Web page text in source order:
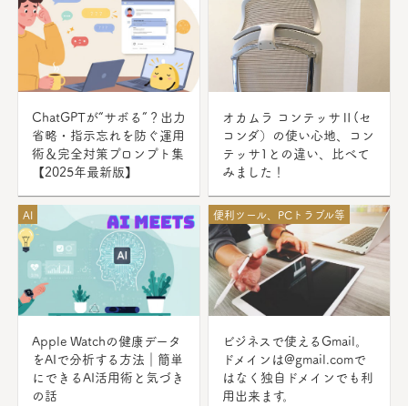
ChatGPTが“サボる”？出力
省略・指示忘れを防ぐ運用
術＆完全対策プロンプト集
【2025年最新版】
オカムラ コンテッサⅡ(セ
コンダ）の使い心地、コン
テッサ1との違い、比べて
みました！
AI
Apple Watchの健康データ
をAIで分析する方法｜簡単
にできるAI活用術と気づき
の話
便利ツール、PCトラブル等
ビジネスで使えるGmail。
ドメインは@gmail.comで
はなく独自ドメインでも利
用出来ます。